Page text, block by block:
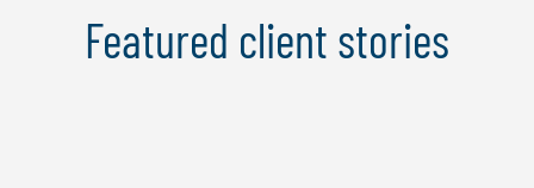
Featured client stories